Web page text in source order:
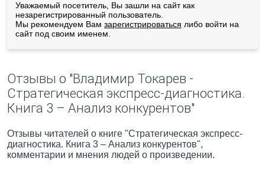
Уважаемый посетитель, Вы зашли на сайт как
незарегистрированный пользователь.
Мы рекомендуем Вам зарегистрироваться либо войти на
сайт под своим именем.
Отзывы о "Владимир Токарев -
Стратегическая экспресс-диагностика.
Книга 3 – Анализ конкурентов"
Отзывы читателей о книге "Стратегическая экспресс-
диагностика. Книга 3 – Анализ конкурентов",
комментарии и мнения людей о произведении.